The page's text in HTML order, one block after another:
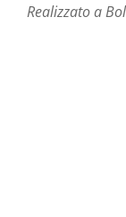
Realizzato a